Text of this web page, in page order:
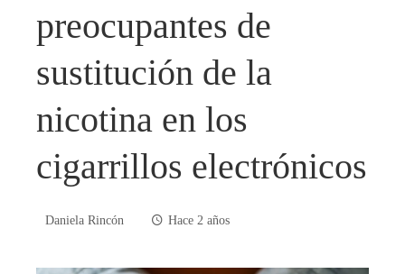
preocupantes de
sustitución de la
nicotina en los
cigarrillos electrónicos
Daniela Rincón Hace 2 años